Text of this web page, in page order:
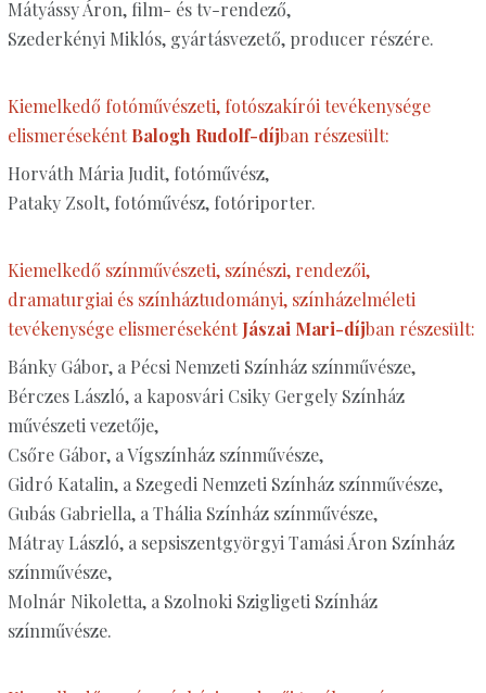
Mátyássy Áron, film- és tv-rendező,
Szederkényi Miklós, gyártásvezető, producer részére.
Kiemelkedő fotóművészeti, fotószakírói tevékenysége
elismerésekéntBalogh Rudolf-díjban részesült:
Horváth Mária Judit, fotóművész,
Pataky Zsolt, fotóművész, fotóriporter.
Kiemelkedő színművészeti, színészi, rendezői,
dramaturgiai és színháztudományi, színházelméleti
tevékenysége elismerésekéntJászai Mari-díjban részesült:
Bánky Gábor, a Pécsi Nemzeti Színház színművésze,
Bérczes László, a kaposvári Csiky Gergely Színház
művészeti vezetője,
Csőre Gábor, a Vígszínház színművésze,
Gidró Katalin, a Szegedi Nemzeti Színház színművésze,
Gubás Gabriella, a Thália Színház színművésze,
Mátray László, a sepsiszentgyörgyi Tamási Áron Színház
színművésze,
Molnár Nikoletta, a Szolnoki Szigligeti Színház
színművésze.